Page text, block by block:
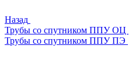
Назад
Трубы со спутником ППУ ОЦ
Трубы со спутником ППУ ПЭ